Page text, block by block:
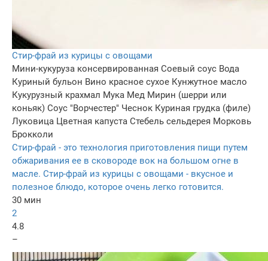
Стир-фрай из курицы с овощами
Мини-кукуруза консервированная Соевый соус Вода
Куриный бульон Вино красное сухое Кунжутное масло
Кукурузный крахмал Мука Мед Мирин (шерри или
коньяк) Соус "Ворчестер" Чеснок Куриная грудка (филе)
Луковица Цветная капуста Стебель сельдерея Морковь
Брокколи
Стир-фрай - это технология приготовления пищи путем
обжаривания ее в сковороде вок на большом огне в
масле. Стир-фрай из курицы с овощами - вкусное и
полезное блюдо, которое очень легко готовится.
30 мин
2
4.8
–